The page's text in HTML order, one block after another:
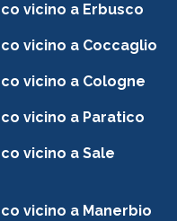
vicino a Erbusco
vicino a Coccaglio
vicino a Cologne
vicino a Paratico
vicino a Sale
vicino a Manerbio